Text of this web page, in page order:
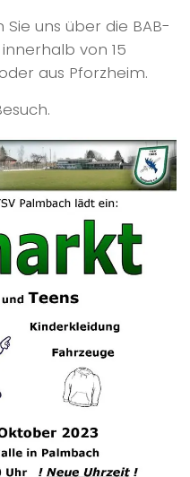
uns über die BAB-
von 15
aus Pforzheim.